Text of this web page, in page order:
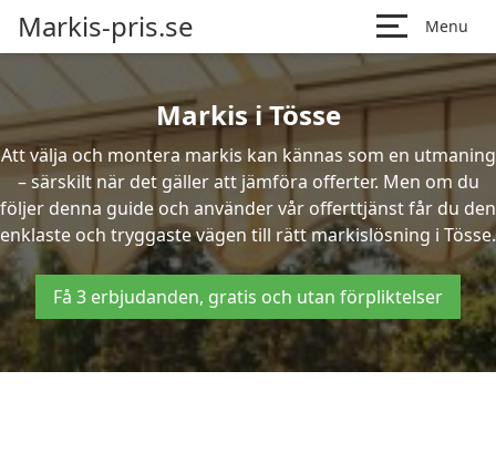
Markis-pris.se Menu
Markis i Tösse
Att välja och montera markis kan kännas som en utmaning
– särskilt när det gäller att jämföra offerter. Men om du
följer denna guide och använder vår offerttjänst får du den
enklaste och tryggaste vägen till rätt markislösning i Tösse.
Få 3 erbjudanden, gratis och utan förpliktelser